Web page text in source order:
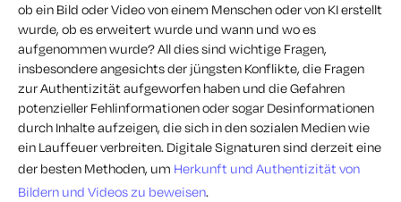
ob ein Bild oder Video von einem Menschen oder von KI erstellt
wurde, ob es erweitert wurde und wann und wo es
aufgenommen wurde? All dies sind wichtige Fragen,
insbesondere angesichts der jüngsten Konflikte, die Fragen
zur Authentizität aufgeworfen haben und die Gefahren
potenzieller Fehlinformationen oder sogar Desinformationen
durch Inhalte aufzeigen, die sich in den sozialen Medien wie
ein Lauffeuer verbreiten. Digitale Signaturen sind derzeit eine
der besten Methoden, um Herkunft und Authentizität von
Bildern und Videos zu beweisen.